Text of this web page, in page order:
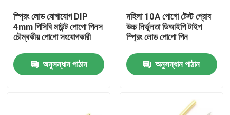
কারখানা ভ্রমণ
মান নিয়ন্ত্রণ
আমাদের সাথে যোগাযোগ করুন
স্প্রিং লোড যোগাযোগ DIP
4mm পিসিবি মাউন্ট পোগো পিনস
চৌম্বকীয় পোগো সংযোগকারী
অনুসন্ধান পাঠান
মহিলা 10A পোগো টেস্ট প্রোব
উচ্চ নির্ভুলতা ডিআইপি টাইপ
স্প্রিং লোড পোগো পিন
অনুসন্ধান পাঠান